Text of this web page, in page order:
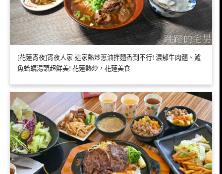
[花蓮宵夜]宵夜人家-這家熱炒蔥油拌麵香到不行! 濃郁牛肉麵、鱸
魚蛤蠣湯頭超鮮美! 花蓮熱炒，花蓮美食